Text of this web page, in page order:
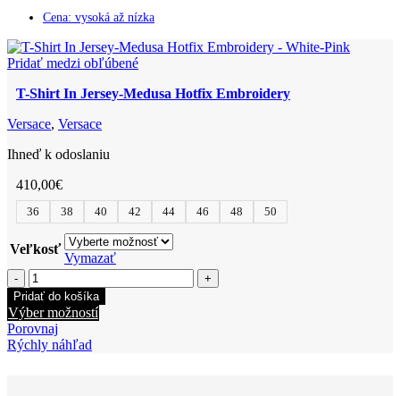
Cena: vysoká až nízka
Pridať medzi obľúbené
T-Shirt In Jersey-Medusa Hotfix Embroidery
Versace, Versace
Ihneď k odoslaniu
410,00€
36 38 40 42 44 46 48 50
Veľkosť
Vymazať
množstvo
T-
Shirt
In
Jersey-
Medusa
Pridať do košíka
Výber možnostíTento
Porovnaj
Rýchly náhľad